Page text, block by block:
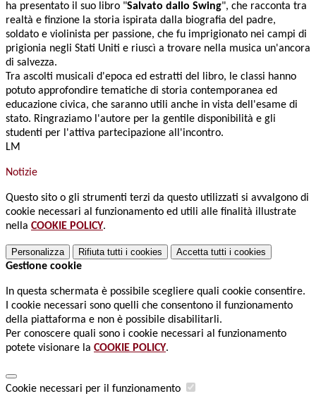
ha presentato il suo libro "Salvato dallo Swing", che racconta tra
realtà e finzione la storia ispirata dalla biografia del padre,
soldato e violinista per passione, che fu imprigionato nei campi di
prigionia negli Stati Uniti e riuscì a trovare nella musica un'ancora
di salvezza.
Tra ascolti musicali d'epoca ed estratti del libro, le classi hanno
potuto approfondire tematiche di storia contemporanea ed
educazione civica, che saranno utili anche in vista dell'esame di
stato. Ringraziamo l'autore per la gentile disponibilità e gli
studenti per l'attiva partecipazione all'incontro.
LM
Notizie
Questo sito o gli strumenti terzi da questo utilizzati si avvalgono di
cookie necessari al funzionamento ed utili alle finalità illustrate
nella COOKIE POLICY.
Personalizza Rifiuta tutti i cookies Accetta tutti i cookies
Gestione cookie
In questa schermata è possibile scegliere quali cookie consentire.
I cookie necessari sono quelli che consentono il funzionamento
della piattaforma e non è possibile disabilitarli.
Per conoscere quali sono i cookie necessari al funzionamento
potete visionare la COOKIE POLICY.
Cookie necessari per il funzionamento